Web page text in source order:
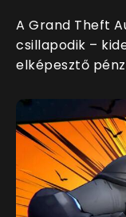
A Grand Theft
csillapodik –
elképesztő